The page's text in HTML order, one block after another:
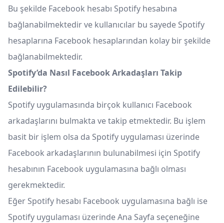
Bu şekilde Facebook hesabı Spotify hesabına
bağlanabilmektedir ve kullanıcılar bu sayede Spotify
hesaplarına Facebook hesaplarından kolay bir şekilde
bağlanabilmektedir.
Spotify’da Nasıl Facebook Arkadaşları Takip
Edilebilir?
Spotify uygulamasında birçok kullanıcı Facebook
arkadaşlarını bulmakta ve takip etmektedir. Bu işlem
basit bir işlem olsa da Spotify uygulaması üzerinde
Facebook arkadaşlarının bulunabilmesi için Spotify
hesabının Facebook uygulamasına bağlı olması
gerekmektedir.
Eğer Spotify hesabı Facebook uygulamasına bağlı ise
Spotify uygulaması üzerinde Ana Sayfa seçeneğine